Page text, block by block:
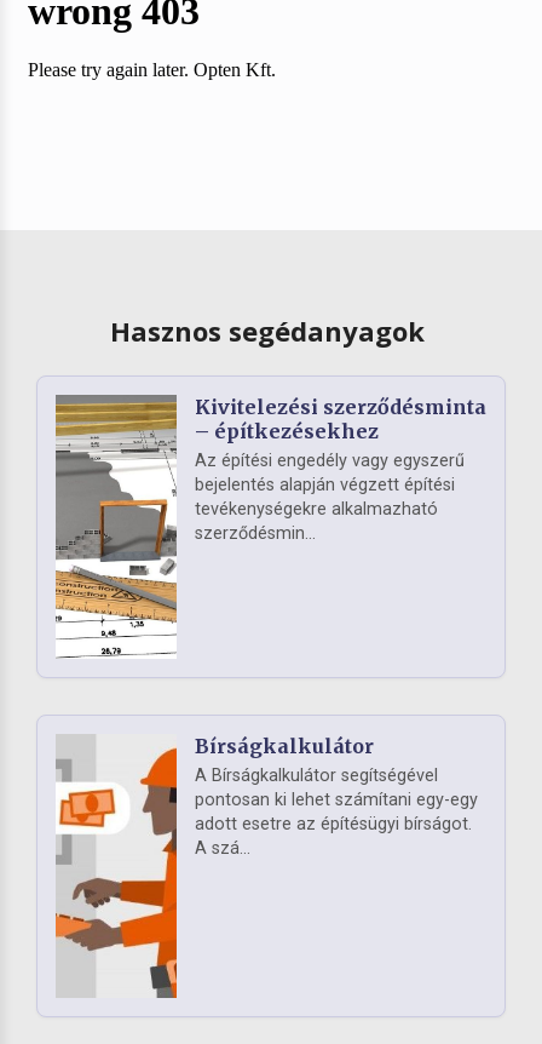
Hasznos segédanyagok
Kivitelezési szerződésminta
– építkezésekhez
Az építési engedély vagy egyszerű
bejelentés alapján végzett építési
tevékenységekre alkalmazható
szerződésmin...
Bírságkalkulátor
A Bírságkalkulátor segítségével
pontosan ki lehet számítani egy-egy
adott esetre az építésügyi bírságot.
A szá...